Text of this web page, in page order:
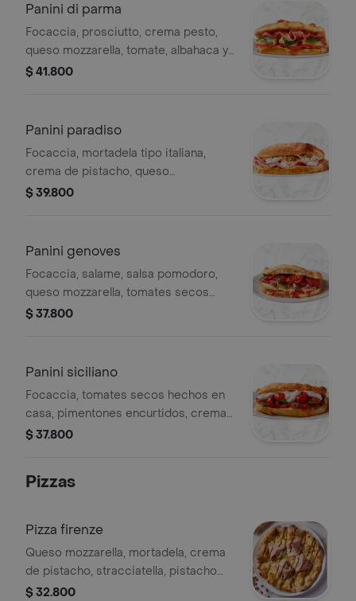
Panini di parma
Focaccia, prosciutto, crema pesto,
queso mozzarella, tomate, albahaca y
aceite de oliva extra virgen.
$ 41.800
Panini paradiso
Focaccia, mortadela tipo italiana,
crema de pistacho, queso
stracciatella, pistacho triturado y
$ 39.800
Panini genoves
Focaccia, salame, salsa pomodoro,
queso mozzarella, tomates secos
hechos en casa, rúgula baby y aceite
$ 37.800
Panini siciliano
Focaccia, tomates secos hechos en
casa, pimentones encurtidos, crema
de pistacho, queso stracciatella,
$ 37.800
Pizzas
Pizza firenze
Queso mozzarella, mortadela, crema
de pistacho, stracciatella, pistacho
triturado y aceite de oliva extra
$ 32.800